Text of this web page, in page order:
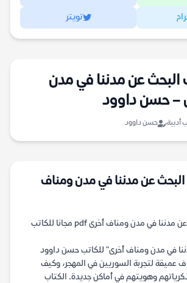
تويتر
البحث عن مدننا في مدن
– حسن داوود
أدبية حسن داوود
عن مدننا في مدن ومناف
تحميل كتاب البحث عن مدننا في مدن ومناف أخرى pdf مجانا للكاتب
في مدن ومناف أخرى" للكاتب حسن داوود
عميقة لتجربة السوريين في المهجر، وكيف
ذكرياتهم وهويتهم في أماكن جديدة. الكتاب